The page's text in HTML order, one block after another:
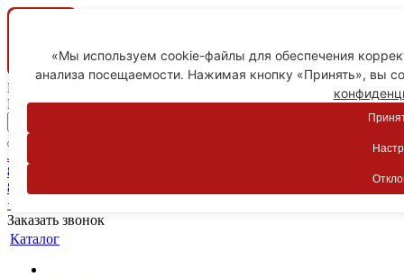
Ваш город
Пятигорск
Личный кабинет
8-800-775-59-89
8-800-775-59-89
+7 918 754-83-77
Заказать звонок
Каталог
«Мы используем cookie-файлы для обеспечения
анализа посещаемости. Нажимая кнопку «Принять», вы